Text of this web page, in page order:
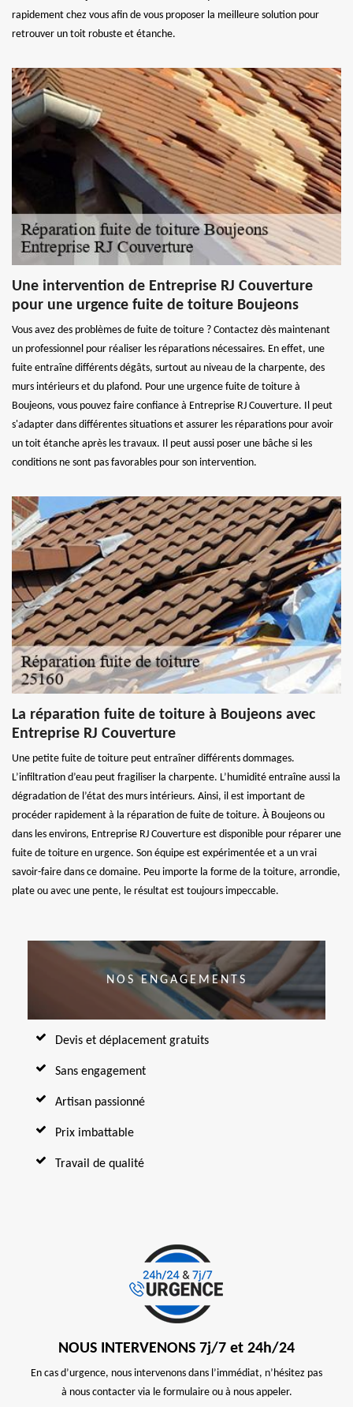
rapidement chez vous afin de vous proposer la meilleure solution pour
retrouver un toit robuste et étanche.
Une intervention de Entreprise RJ Couverture
pour une urgence fuite de toiture Boujeons
Vous avez des problèmes de fuite de toiture ? Contactez dès maintenant
un professionnel pour réaliser les réparations nécessaires. En effet, une
fuite entraîne différents dégâts, surtout au niveau de la charpente, des
murs intérieurs et du plafond. Pour une urgence fuite de toiture à
Boujeons, vous pouvez faire confiance à Entreprise RJ Couverture. Il peut
s'adapter dans différentes situations et assurer les réparations pour avoir
un toit étanche après les travaux. Il peut aussi poser une bâche si les
conditions ne sont pas favorables pour son intervention.
La réparation fuite de toiture à Boujeons avec
Entreprise RJ Couverture
Une petite fuite de toiture peut entraîner différents dommages.
L’infiltration d’eau peut fragiliser la charpente. L’humidité entraîne aussi la
dégradation de l’état des murs intérieurs. Ainsi, il est important de
procéder rapidement à la réparation de fuite de toiture. À Boujeons ou
dans les environs, Entreprise RJ Couverture est disponible pour réparer une
fuite de toiture en urgence. Son équipe est expérimentée et a un vrai
savoir-faire dans ce domaine. Peu importe la forme de la toiture, arrondie,
plate ou avec une pente, le résultat est toujours impeccable.
NOS ENGAGEMENTS
Devis et déplacement gratuits
Sans engagement
Artisan passionné
Prix imbattable
Travail de qualité
NOUS INTERVENONS 7j/7 et 24h/24
En cas d’urgence, nous intervenons dans l’immédiat, n’hésitez pas
à nous contacter via le formulaire ou à nous appeler.